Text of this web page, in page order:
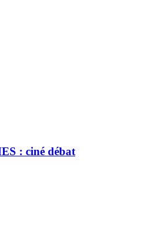
: ciné débat